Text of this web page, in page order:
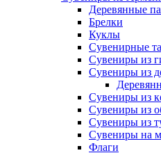
Деревянные
Брелки
Куклы
Сувенирные
Сувениры из
Сувениры из
Сувениры из
Сувениры из
Сувениры из
Сувениры на
Флаги